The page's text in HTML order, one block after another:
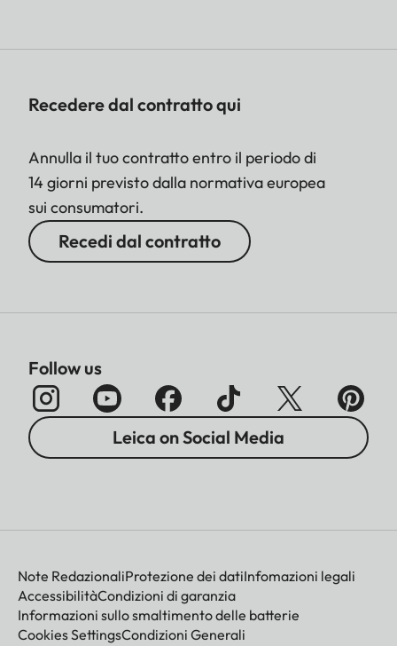
Recedere dal contratto qui
Annulla il tuo contratto entro il periodo di
14 giorni previsto dalla normativa europea
sui consumatori.
Recedi dal contratto
Follow us
Leica on Social Media
Note RedazionaliProtezione dei datiInfomazioni legali
AccessibilitàCondizioni di garanzia
Informazioni sullo smaltimento delle batterie
Cookies SettingsCondizioni Generali